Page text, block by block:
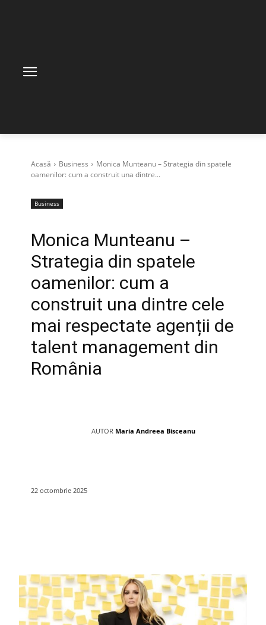
Acasă Business
Monica Munteanu – Strategia din spatele
oamenilor: cum a construit una dintre...
Business
Monica Munteanu –
Strategia din spatele
oamenilor: cum a
construit una dintre cele
mai respectate agenții de
talent management din
România
AUTOR Maria Andreea Bisceanu
22 octombrie 2025